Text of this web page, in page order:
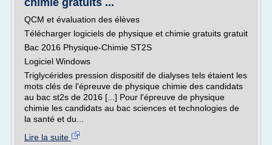
chimie gratuits ...
QCM et évaluation des élèves
Télécharger logiciels de physique et chimie gratuits gratuit
Bac 2016 Physique-Chimie ST2S
Logiciel Windows
Triglycérides pression dispositif de dialyses tels étaient les
mots clés de l'épreuve de physique chimie des candidats
au bac st2s de 2016 [...] Pour l'épreuve de physique
chimie les candidats au bac sciences et technologies de
la santé et du...
Lire la suite